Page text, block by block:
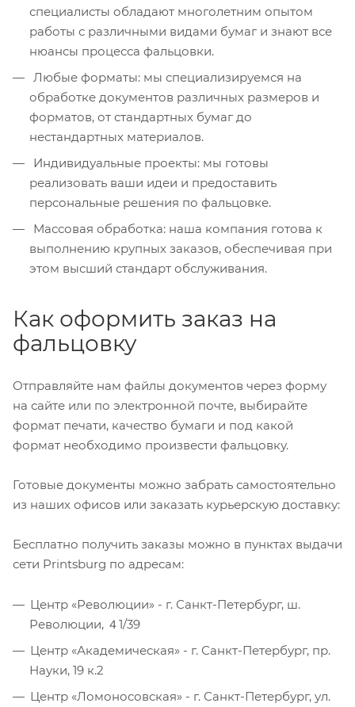
специалисты обладают многолетним опытом
работы с различными видами бумаг и знают все
нюансы процесса фальцовки.
Любые форматы: мы специализируемся на
обработке документов различных размеров и
форматов, от стандартных бумаг до
нестандартных материалов.
Индивидуальные проекты: мы готовы
реализовать ваши идеи и предоставить
персональные решения по фальцовке.
Массовая обработка: наша компания готова к
выполнению крупных заказов, обеспечивая при
этом высший стандарт обслуживания.
Как оформить заказ на
фальцовку
Отправляйте нам файлы документов через форму
на сайте или по электронной почте, выбирайте
формат печати, качество бумаги и под какой
формат необходимо произвести фальцовку.
Готовые документы можно забрать самостоятельно
из наших офисов или заказать курьерскую доставку:
Бесплатно получить заказы можно в пунктах выдачи
сети Printsburg по адресам:
Центр «Революции» - г. Санкт-Петербург, ш.
Революции, ４1/39
Центр «Академическая» - г. Санкт-Петербург, пр.
Науки, 19 к.2
Центр «Ломоносовская» - г. Санкт-Петербург, ул.